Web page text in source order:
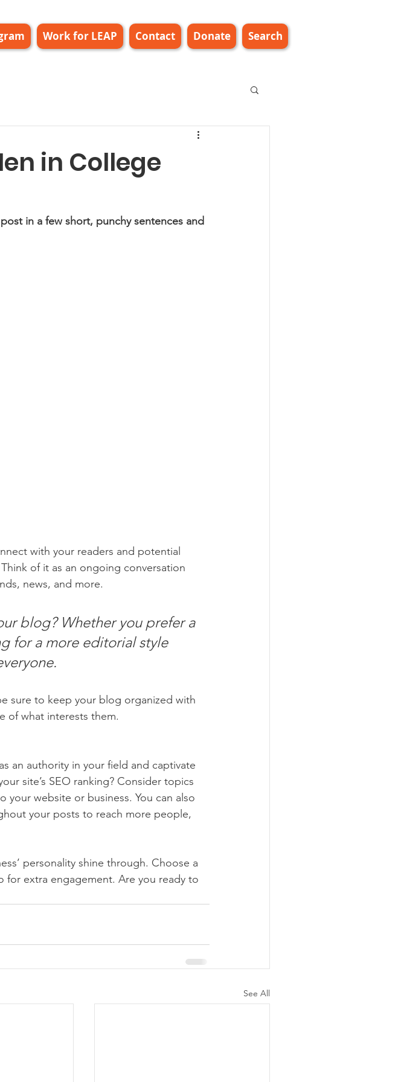
Work for LEAP Contact Donate Search
in College
in a few short, punchy sentences and
with your readers and potential
of it as an ongoing conversation
news, and more.
blog? Whether you prefer a
for a more editorial style
sure to keep your blog organized with
of what interests them.
an authority in your field and captivate
site’s SEO ranking? Consider topics
your website or business. You can also
your posts to reach more people,
personality shine through. Choose a
extra engagement. Are you ready to
See All